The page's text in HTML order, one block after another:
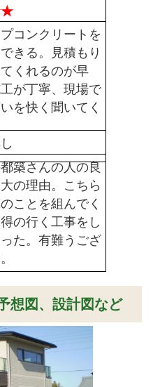
コンクリートを
きる。見積もり
くれるのが早
が丁寧、現場で
を快く聞いてく
築さんの人の良
の理由。こちら
ことを組んでく
の行く工事をし
た。有難うござ
想図、設計図など